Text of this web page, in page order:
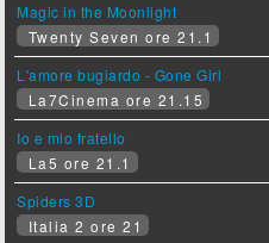
Magic in the Moonlight
Twenty Seven ore 21.1
L'amore bugiardo - Gone Girl
La7Cinema ore 21.15
Io e mio fratello
La5 ore 21.1
Spiders 3D
Italia 2 ore 21